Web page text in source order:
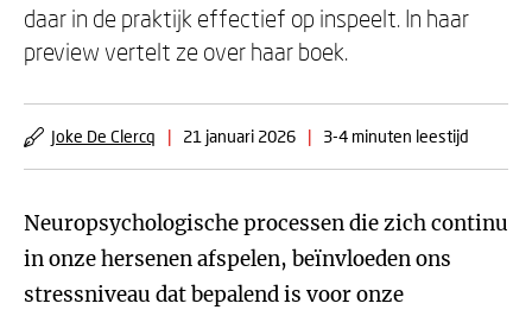
daar in de praktijk effectief op inspeelt. In haar
preview vertelt ze over haar boek.
Joke De Clercq | 21 januari 2026 | 3-4 minuten leestijd
Neuropsychologische processen die zich continu
in onze hersenen afspelen, beïnvloeden ons
stressniveau dat bepalend is voor onze